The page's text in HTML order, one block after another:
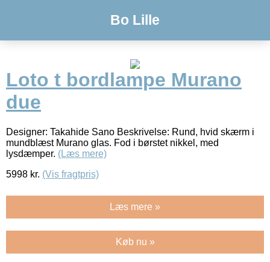
Bo Lille
Loto t bordlampe Murano
due
Designer: Takahide Sano Beskrivelse: Rund, hvid skærm i
mundblæst Murano glas. Fod i børstet nikkel, med
lysdæmper. (Læs mere)
5998 kr. (Vis fragtpris)
Læs mere »
Køb nu »